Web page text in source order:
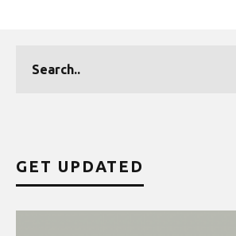
GET UPDATED